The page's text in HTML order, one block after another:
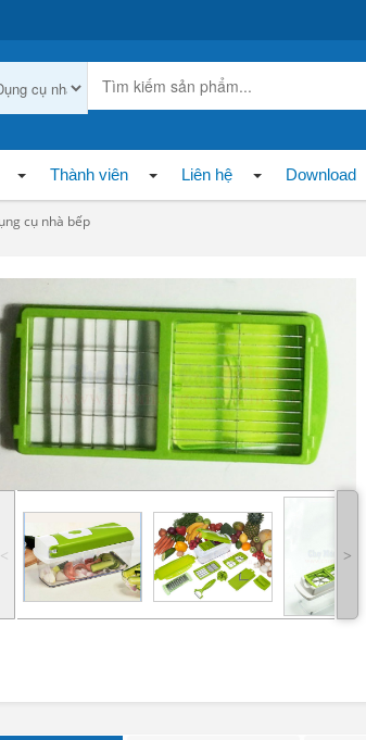
Thành viên Liên hệ Download
cụ nhà bếp
˂ ˃